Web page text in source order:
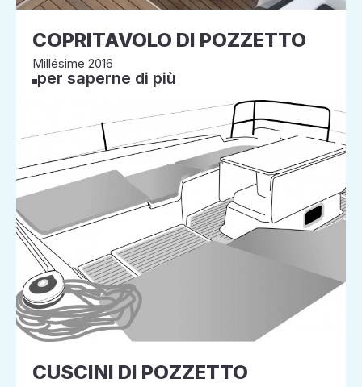
COPRITAVOLO DI POZZETTO
Millésime 2016
per saperne di più
CUSCINI DI POZZETTO